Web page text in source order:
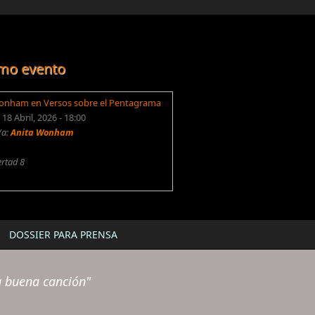
evento
en Versos sobre el Pentagrama
Abril, 2026 - 18:00
a:Anita Wonham
8
DOSSIER PARA PRENSA
buena canción"